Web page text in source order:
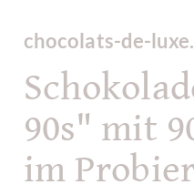
chocolats-de-
90s" mit
im